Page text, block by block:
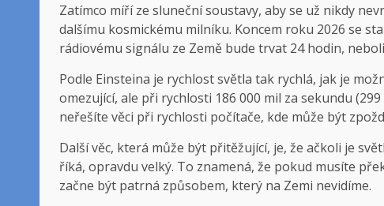
Zatímco míří ze sluneční soustavy, aby se už nikdy
dalšímu kosmickému milníku. Koncem roku 2026 se
rádiovému signálu ze Země bude trvat 24 hodin,
Podle Einsteina je rychlost světla tak rychlá, jak je
omezující, ale při rychlosti 186 000 mil za sekundu
neřešíte věci při rychlosti počítače, kde může být
Další věc, která může být přitěžující, je, že ačkoli je
říká, opravdu velký. To znamená, že pokud musíte
začne být patrná způsobem, který na Zemi nevidíme.